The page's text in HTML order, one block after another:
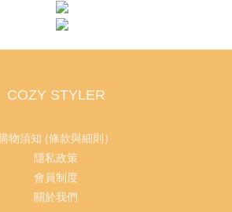
COZY STYLER
物須知 (條款與細則）
隱私政策
會員制度
關於我們